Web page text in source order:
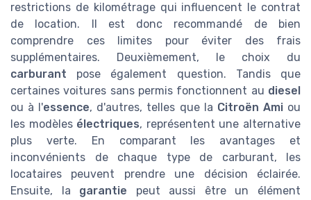
restrictions de kilométrage qui influencent le contrat
de location. Il est donc recommandé de bien
comprendre ces limites pour éviter des frais
supplémentaires. Deuxièmement, le choix du
carburant pose également question. Tandis que
certaines voitures sans permis fonctionnent au diesel
ou à l'essence, d'autres, telles que la Citroën Amiou
les modèles électriques, représentent une alternative
plus verte. En comparant les avantages et
inconvénients de chaque type de carburant, les
locataires peuvent prendre une décision éclairée.
Ensuite, la garantie peut aussi être un élément